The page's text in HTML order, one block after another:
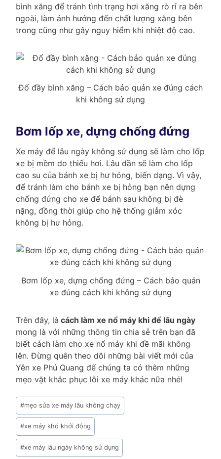
bình xăng để tránh tình trạng hơi xăng rò rỉ ra bên
ngoài, làm ảnh hưởng đến chất lượng xăng bên
trong cũng như gây nguy hiểm khi nhiệt độ cao.
Đổ đầy bình xăng – Cách bảo quản xe đúng cách
khi không sử dụng
Bơm lốp xe, dựng chống đứng
Xe máy để lâu ngày không sử dụng sẽ làm cho lốp
xe bị mềm do thiếu hơi. Lâu dần sẽ làm cho lốp
cao su của bánh xe bị hư hỏng, biến dạng. Vì vậy,
để tránh làm cho bánh xe bị hỏng bạn nên dựng
chống đứng cho xe để bánh sau không bị đè
nặng, đồng thời giúp cho hệ thống giảm xóc
không bị hư hỏng.
Bơm lốp xe, dựng chống đứng – Cách bảo quản
xe đúng cách khi không sử dụng
Trên đây, là cách làm xe nổ máy khi để lâu ngày
mong là với những thông tin chia sẻ trên bạn đã
biết cách làm cho xe nổ máy khi đề mãi không
lên. Đừng quên theo dõi những bài viết mới của
Yên xe Phú Quang để chúng ta có thêm những
mẹo vặt khắc phục lỗi xe máy khác nữa nhé!
Post
Tags:
#mẹo sửa xe máy lâu không chạy
#xe máy khó khởi động
#xe máy lâu ngày không sử dụng